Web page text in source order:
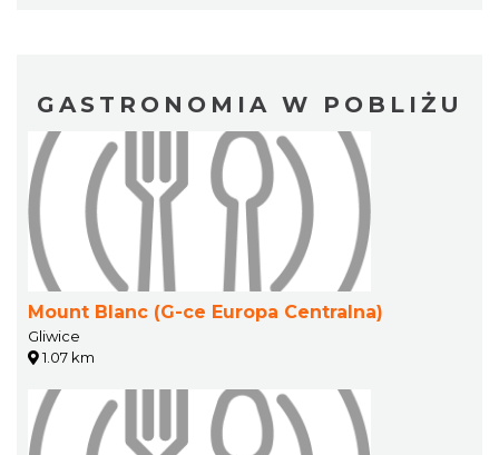
GASTRONOMIA W POBLIŻU
Mount Blanc (G-ce Europa Centralna)
Gliwice
1.07 km